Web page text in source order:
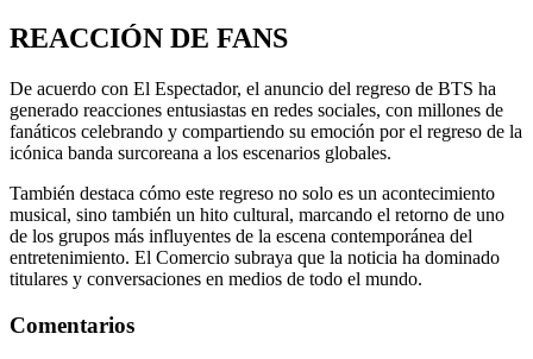
REACCIÓN DE FANS
De acuerdo con El Espectador, el anuncio del regreso de BTS ha
generado reacciones entusiastas en redes sociales, con millones de
fanáticos celebrando y compartiendo su emoción por el regreso de la
icónica banda surcoreana a los escenarios globales.
También destaca cómo este regreso no solo es un acontecimiento
musical, sino también un hito cultural, marcando el retorno de uno
de los grupos más influyentes de la escena contemporánea del
entretenimiento. El Comercio subraya que la noticia ha dominado
titulares y conversaciones en medios de todo el mundo.
Comentarios